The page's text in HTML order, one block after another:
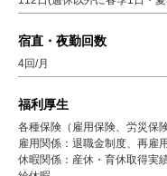
宿直・夜勤回数
4回/月
福利厚生
各種保険（雇用保険、労災保
雇用関係：退職金制度、再雇
休暇関係：産休・育休取得実